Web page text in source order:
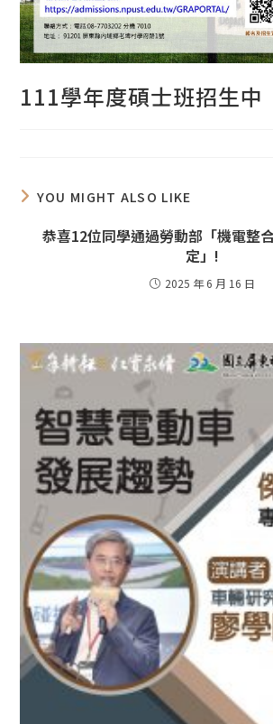
111學年度碩士班招生中
YOU MIGHT ALSO LIKE
恭喜12位同學通過勞動部「機電整
定」!
2025 年 6 月 16 日